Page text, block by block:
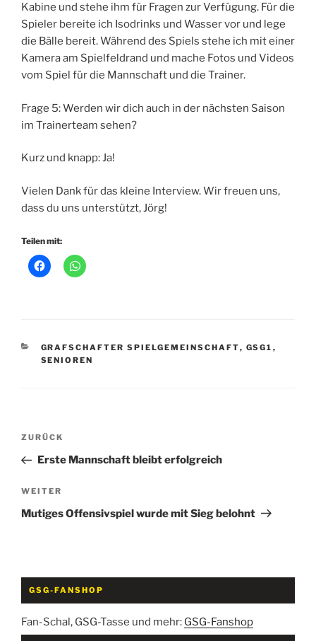
Kabine und stehe ihm für Fragen zur Verfügung. Für die
Spieler bereite ich Isodrinks und Wasser vor und lege
die Bälle bereit. Während des Spiels stehe ich mit einer
Kamera am Spielfeldrand und mache Fotos und Videos
vom Spiel für die Mannschaft und die Trainer.
Frage 5: Werden wir dich auch in der nächsten Saison
im Trainerteam sehen?
Kurz und knapp: Ja!
Vielen Dank für das kleine Interview. Wir freuen uns,
dass du uns unterstützt, Jörg!
Teilen mit:
KATEGORIEN
GRAFSCHAFTER SPIELGEMEINSCHAFT, GSG1 ,
SENIOREN
Beitragsnavigation
Vorheriger
Beitrag
ZURÜCK
Erste Mannschaft bleibt erfolgreich
Nächster
Beitrag
WEITER
Mutiges Offensivspiel wurde mit Sieg belohnt
GSG-FANSHOP
Fan-Schal, GSG-Tasse und mehr: GSG-Fanshop